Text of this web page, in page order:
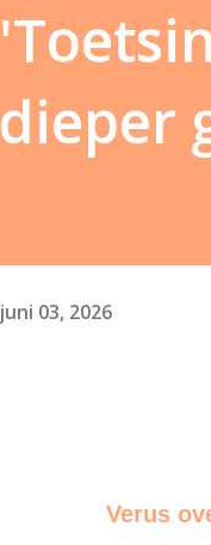
dieper
juni 03, 2026
Verus